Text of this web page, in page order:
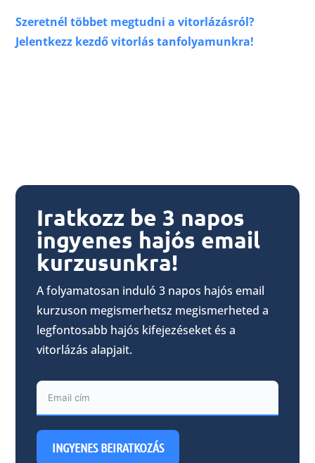
Szeretnél többet megtudni a vitorlázásról?
Jelentkezz kezdő vitorlás tanfolyamunkra!
Iratkozz be 3 napos
ingyenes hajós email
kurzusunkra!
A folyamatosan induló 3 napos hajós email
kurzuson megismerhetsz megismerheted a
legfontosabb hajós kifejezéseket és a
vitorlázás alapjait.
INGYENES BEIRATKOZÁS